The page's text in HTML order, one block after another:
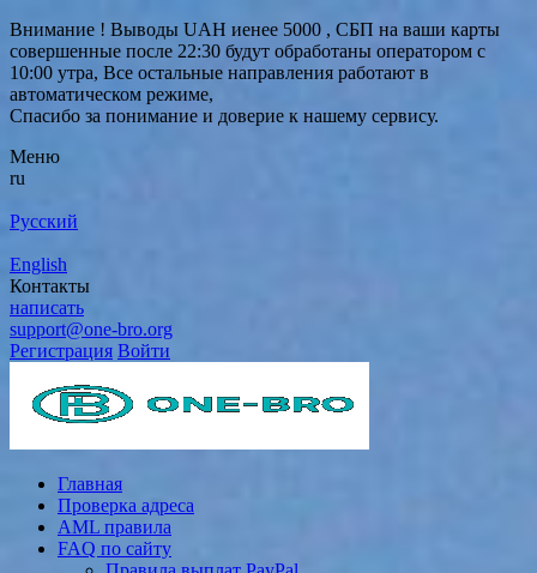
Внимание ! Выводы UAH иенее 5000 , СБП на ваши карты
совершенные после 22:30 будут обработаны оператором с
10:00 утра, Все остальные направления работают в
автоматическом режиме,
Спасибо за понимание и доверие к нашему сервису.
Меню
ru
Русский
English
Контакты
написать
support@one-bro.org
Регистрация Войти
Главная
Проверка адреса
AML правила
FAQ по сайту